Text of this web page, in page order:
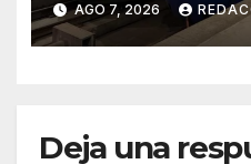
AGO 7, 2026
Deja una